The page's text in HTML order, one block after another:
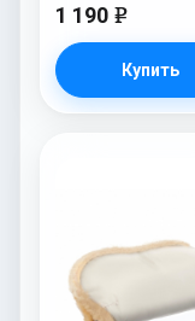
1 190 e
Купить